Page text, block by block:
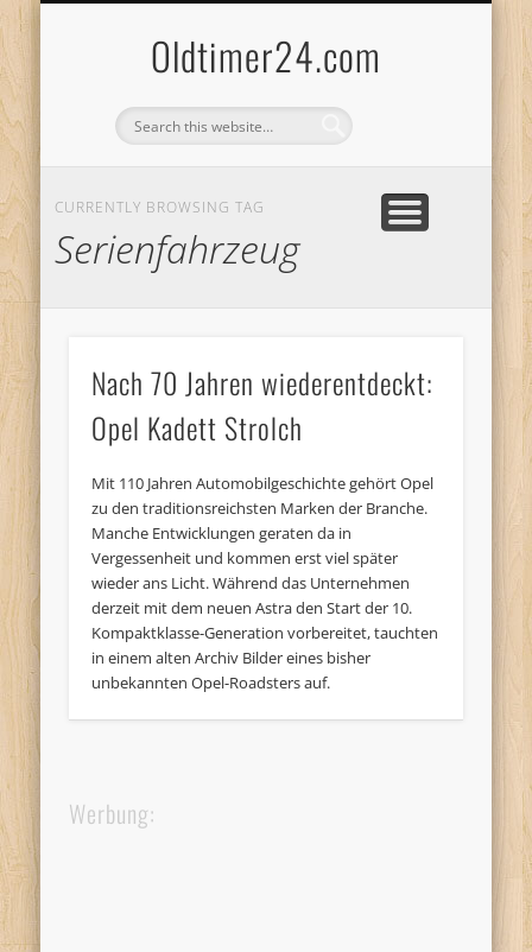
Oldtimer24.com
CURRENTLY BROWSING TAG
Serienfahrzeug
Nach 70 Jahren wiederentdeckt:
Opel Kadett Strolch
Mit 110 Jahren Automobilgeschichte gehört Opel
zu den traditionsreichsten Marken der Branche.
Manche Entwicklungen geraten da in
Vergessenheit und kommen erst viel später
wieder ans Licht. Während das Unternehmen
derzeit mit dem neuen Astra den Start der 10.
Kompaktklasse-Generation vorbereitet, tauchten
in einem alten Archiv Bilder eines bisher
unbekannten Opel-Roadsters auf.
Werbung: